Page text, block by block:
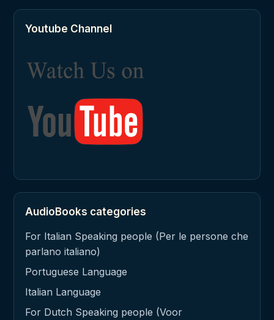
Youtube Channel
AudioBooks categories
For Italian Speaking people (Per le persone che
parlano italiano)
Portuguese Language
Italian Language
For Dutch Speaking people (Voor